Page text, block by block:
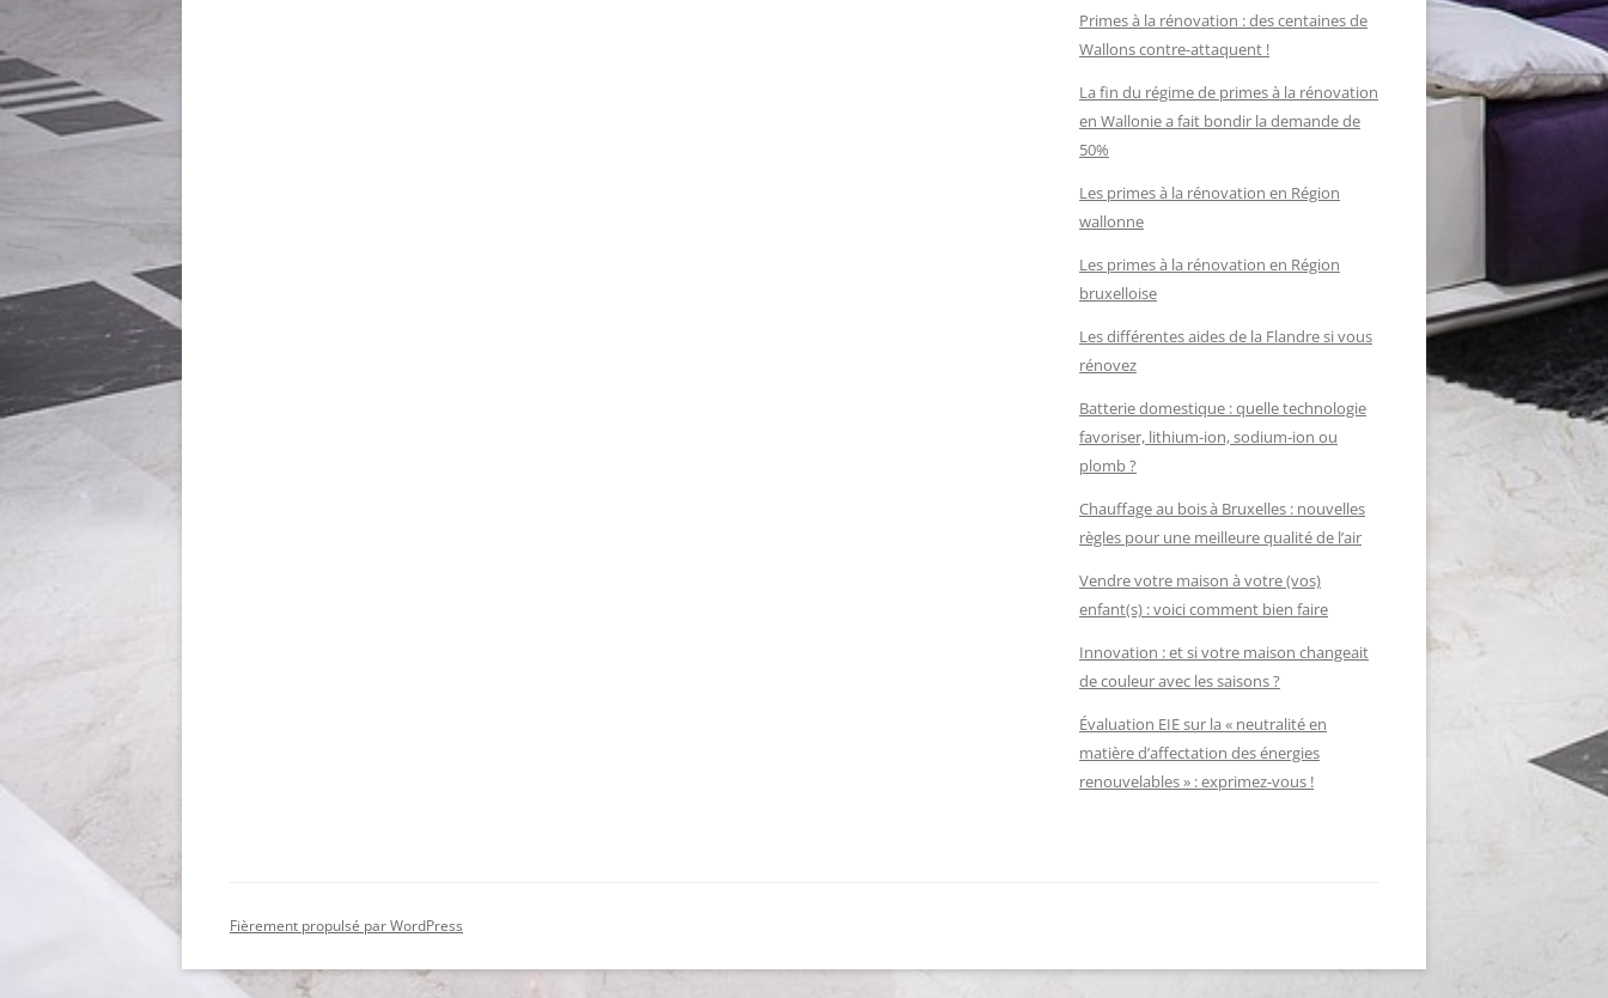
Primes à la rénovation : des centaines de
Wallons contre-attaquent !
La fin du régime de primes à la rénovation
en Wallonie a fait bondir la demande de
50%
Les primes à la rénovation en Région
wallonne
Les primes à la rénovation en Région
bruxelloise
Les différentes aides de la Flandre si vous
rénovez
Batterie domestique : quelle technologie
favoriser, lithium-ion, sodium-ion ou
plomb ?
Chauffage au bois à Bruxelles : nouvelles
règles pour une meilleure qualité de l’air
Vendre votre maison à votre (vos)
enfant(s) : voici comment bien faire
Innovation : et si votre maison changeait
de couleur avec les saisons ?
Évaluation EIE sur la « neutralité en
matière d’affectation des énergies
renouvelables » : exprimez-vous !
Fièrement propulsé par WordPress